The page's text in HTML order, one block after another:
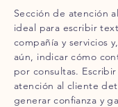
Sección de atención
ideal para escribir
compañía y servicios
aún, indicar cómo
por consultas.
atención al cliente
generar confianza y